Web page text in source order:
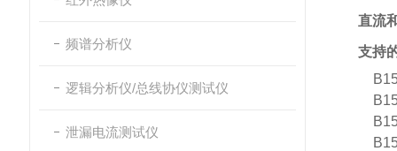
频谱分析仪
逻辑分析仪/总线协仪测试仪
泄漏电流测试仪
直流
支持